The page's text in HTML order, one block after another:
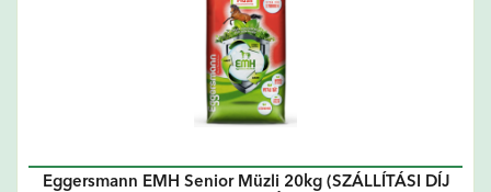
Eggersmann EMH Senior Müzli 20kg (SZÁLLÍTÁSI DÍJ